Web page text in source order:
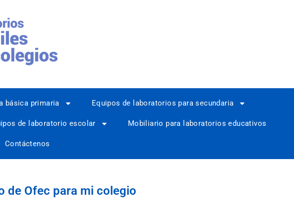
básica primaria Equipos de laboratorios para secundaria
de laboratorio escolar Mobiliario para laboratorios educativos
Contáctenos
de Ofec para mi colegio